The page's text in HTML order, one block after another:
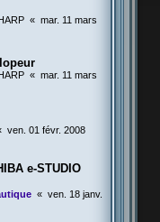
« mar. 11 mars
« mar. 11 mars
ven. 01 févr. 2008
e-STUDIO
« ven. 18 janv.